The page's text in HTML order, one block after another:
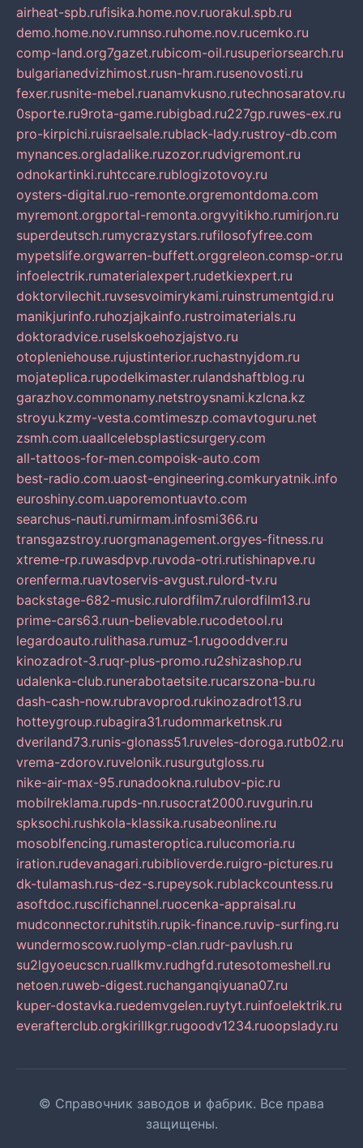
airheat-spb.rufisika.home.nov.ruorakul.spb.ru
demo.home.nov.rumnso.ruhome.nov.rucemko.ru
comp-land.org7gazet.rubicom-oil.rusuperiorsearch.ru
bulgarianedvizhimost.rusn-hram.rusenovosti.ru
fexer.rusnite-mebel.ruanamvkusno.rutechnosaratov.ru
0sporte.ru9rota-game.rubigbad.ru227gp.ruwes-ex.ru
pro-kirpichi.ruisraelsale.rublack-lady.rustroy-db.com
mynances.orgladalike.ruzozor.rudvigremont.ru
odnokartinki.ruhtccare.rublogizotovoy.ru
oysters-digital.ruo-remonte.orgremontdoma.com
myremont.orgportal-remonta.orgvyitikho.rumirjon.ru
superdeutsch.rumycrazystars.rufilosofyfree.com
mypetslife.orgwarren-buffett.orggreleon.comsp-or.ru
infoelectrik.rumaterialexpert.rudetkiexpert.ru
doktorvilechit.ruvsesvoimirykami.ruinstrumentgid.ru
manikjurinfo.ruhozjajkainfo.rustroimaterials.ru
doktoradvice.ruselskoehozjajstvo.ru
otopleniehouse.rujustinterior.ruchastnyjdom.ru
mojateplica.rupodelkimaster.rulandshaftblog.ru
garazhov.commonamy.netstroysnami.kzlcna.kz
stroyu.kzmy-vesta.comtimeszp.comavtoguru.net
zsmh.com.uaallcelebsplasticsurgery.com
all-tattoos-for-men.compoisk-auto.com
best-radio.com.uaost-engineering.comkuryatnik.info
euroshiny.com.uaporemontuavto.com
searchus-nauti.rumirmam.infosmi366.ru
transgazstroy.ruorgmanagement.orgyes-fitness.ru
xtreme-rp.ruwasdpvp.ruvoda-otri.rutishinapve.ru
orenferma.ruavtoservis-avgust.rulord-tv.ru
backstage-682-music.rulordfilm7.rulordfilm13.ru
prime-cars63.ruun-believable.rucodetool.ru
legardoauto.rulithasa.rumuz-1.rugooddver.ru
kinozadrot-3.ruqr-plus-promo.ru2shizashop.ru
udalenka-club.runerabotaetsite.rucarszona-bu.ru
dash-cash-now.rubravoprod.rukinozadrot13.ru
hotteygroup.rubagira31.rudommarketnsk.ru
dveriland73.runis-glonass51.ruveles-doroga.rutb02.ru
vrema-zdorov.ruvelonik.rusurgutgloss.ru
nike-air-max-95.runadookna.rulubov-pic.ru
mobilreklama.rupds-nn.rusocrat2000.ruvgurin.ru
spksochi.rushkola-klassika.rusabeonline.ru
mosoblfencing.rumasteroptica.rulucomoria.ru
iration.rudevanagari.rubiblioverde.ruigro-pictures.ru
dk-tulamash.rus-dez-s.rupeysok.rublackcountess.ru
asoftdoc.ruscifichannel.ruocenka-appraisal.ru
mudconnector.ruhitstih.rupik-finance.ruvip-surfing.ru
wundermoscow.ruolymp-clan.rudr-pavlush.ru
su2lgyoeucscn.ruallkmv.rudhgfd.rutesotomeshell.ru
netoen.ruweb-digest.ruchanganqiyuana07.ru
kuper-dostavka.ruedemvgelen.ruytyt.ruinfoelektrik.ru
everafterclub.orgkirillkgr.rugoodv1234.ruoopslady.ru
© Справочник заводов и фабрик. Все права
защищены.